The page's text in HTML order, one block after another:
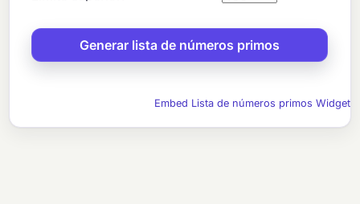
Embed Lista de números primos Widget